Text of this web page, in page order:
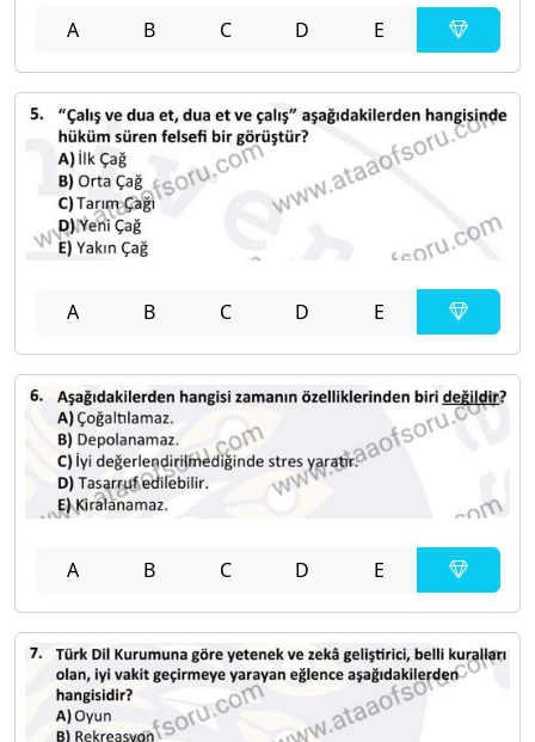
A B C D E
A B C D E
A B C D E